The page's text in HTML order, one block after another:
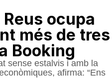
ocupa
més de tres
Booking
sense estalvis i amb la
afirma: “Ens